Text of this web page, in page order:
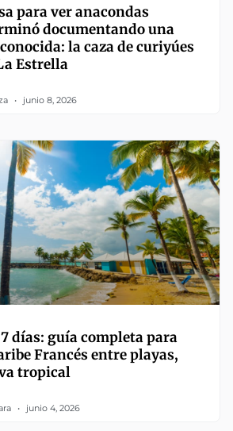
para ver anacondas
documentando una
la caza de curiyúes
Estrella
junio 8, 2026
días: guía completa para
Francés entre playas,
tropical
junio 4, 2026